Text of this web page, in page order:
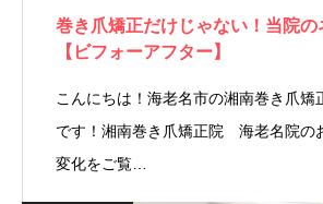
巻き爪矯正だけじゃない！当院の
【ビフォーアフター】
こんにちは！海老名市の湘南巻き爪
です！湘南巻き爪矯正院 海老名院の
変化をご覧…